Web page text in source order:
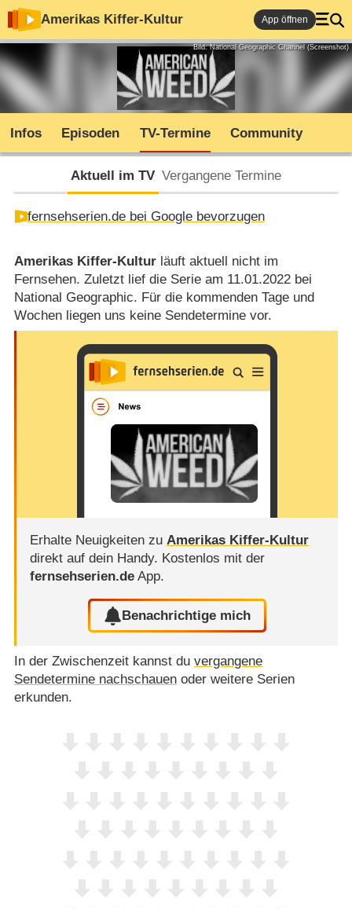
Amerikas Kiffer-Kultur App öffnen
Bild: National Geographic Channel (Screenshot)
Infos Episoden TV-Termine Community
Aktuell im TV Vergangene Termine
fernsehserien.de bei Google bevorzugen
Amerikas Kiffer-Kulturläuft aktuell nicht im
Fernsehen. Zuletzt lief die Serie am 11.01.2022 bei
National Geographic. Für die kommenden Tage und
Wochen liegen uns keine Sendetermine vor.
Erhalte Neuigkeiten zu Amerikas Kiffer-Kultur
direkt auf dein Handy. Kostenlos mit der
fernsehserien.deApp.
Benachrichtige mich
In der Zwischenzeit kannst du vergangene
Sendetermine nachschauenoder weitere Serien
erkunden.